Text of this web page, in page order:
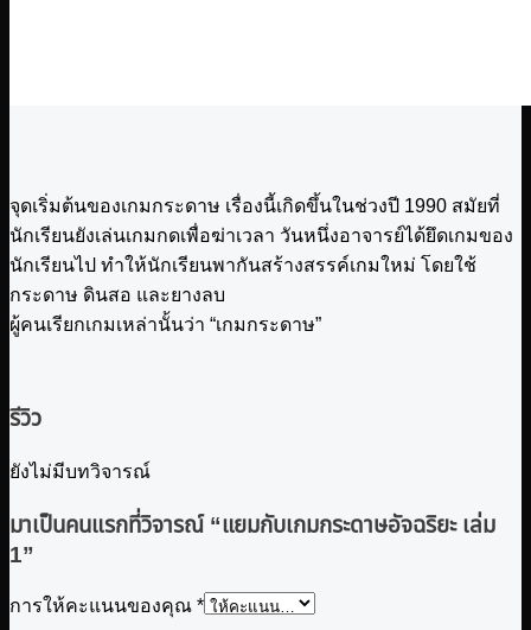
จุดเริ่มต้นของเกมกระดาษ เรื่องนี้เกิดขึ้นในช่วงปี 1990 สมัยที่
นักเรียนยังเล่นเกมกดเพื่อฆ่าเวลา วันหนึ่งอาจารย์ได้ยึดเกมของ
นักเรียนไป ทำให้นักเรียนพากันสร้างสรรค์เกมใหม่ โดยใช้
กระดาษ ดินสอ และยางลบ
ผู้คนเรียกเกมเหล่านั้นว่า “เกมกระดาษ”
รีวิว
ยังไม่มีบทวิจารณ์
มาเป็นคนแรกที่วิจารณ์ “แยมกับเกมกระดาษอัจฉริยะ เล่ม
1”
การให้คะแนนของคุณ *